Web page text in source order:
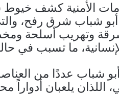
الأمنية كشف
شباب شرق رفح،
وتهريب أسلحة
ما تسبب في
شباب عددًا من
اللذان يلعبان